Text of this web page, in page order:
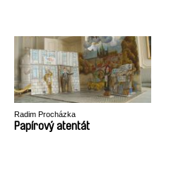
Radim Procházka
Papírový atentát